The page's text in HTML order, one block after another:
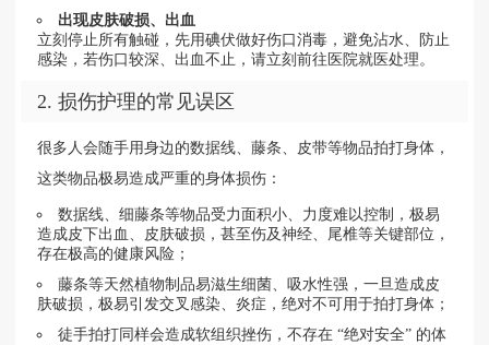
出现皮肤破损、出血
立刻停止所有触碰，先用碘伏做好伤口消毒，避免沾水、防止
感染，若伤口较深、出血不止，请立刻前往医院就医处理。
2. 损伤护理的常见误区
很多人会随手用身边的数据线、藤条、皮带等物品拍打身体，
这类物品极易造成严重的身体损伤：
数据线、细藤条等物品受力面积小、力度难以控制，极易
造成皮下出血、皮肤破损，甚至伤及神经、尾椎等关键部位，
存在极高的健康风险；
藤条等天然植物制品易滋生细菌、吸水性强，一旦造成皮
肤破损，极易引发交叉感染、炎症，绝对不可用于拍打身体；
徒手拍打同样会造成软组织挫伤，不存在 “绝对安全” 的体